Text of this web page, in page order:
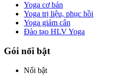
Yoga cơ bản
Yoga trị liệu, phục hồi
Yoga giảm cân
Đào tạo HLV Yoga
Gói nổi bật
Nổi bật